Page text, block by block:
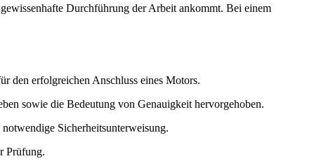
Durchführung der Arbeit ankommt. Bei einem
den erfolgreichen Anschluss eines Motors.
sowie die Bedeutung von Genauigkeit hervorgehoben.
Sicherheitsunterweisung.
Prüfung.